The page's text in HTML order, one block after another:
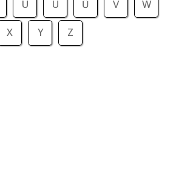
Ú Ü Ű V
W
X
Y Z